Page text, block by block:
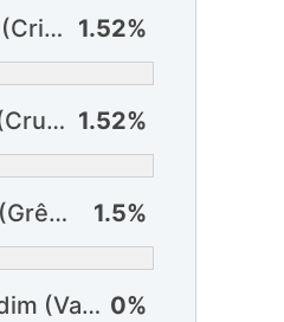
Alisson (Criciúma) 1.52%
Cássio (Cruzeiro) 1.52%
Caíque (Grêmio) 1.5%
Léo Jardim (Vasco) 0%